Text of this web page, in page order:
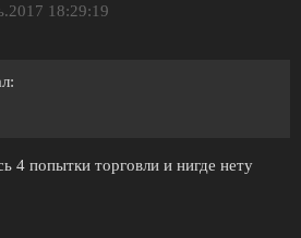
18:29:19
4 попытки торговли и нигде нету